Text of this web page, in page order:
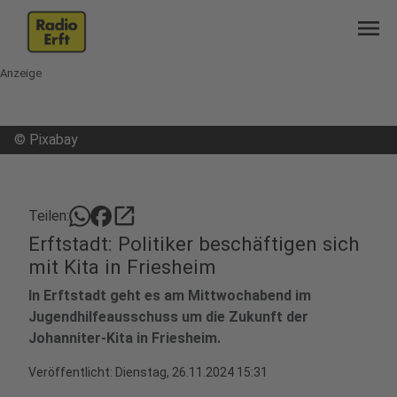
menu
Anzeige
© Pixabay
Teilen: open_in_new
Erftstadt: Politiker beschäftigen sich
mit Kita in Friesheim
In Erftstadt geht es am Mittwochabend im
Jugendhilfeausschuss um die Zukunft der
Johanniter-Kita in Friesheim.
Veröffentlicht: Dienstag, 26.11.2024 15:31